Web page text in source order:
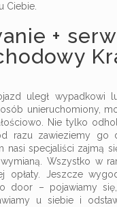
Ciebie.
+
uległ wypadkowi
unieruchomiony,
Nie tylko
razu zawieziemy go
nasi specjaliści zajmą
Wszystko w
opłaty. Jeszcze
door – pojawiamy
u siebie i